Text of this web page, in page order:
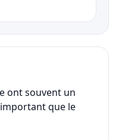
ont souvent un
que le